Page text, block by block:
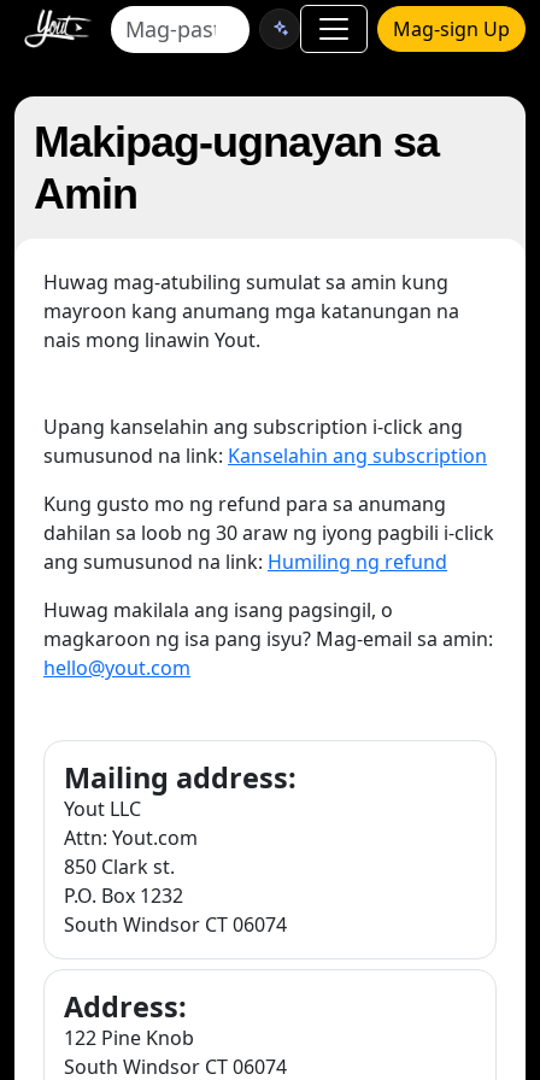
Mag-sign Up
Makipag-ugnayan sa
Amin
Huwag mag-atubiling sumulat sa amin kung
mayroon kang anumang mga katanungan na
nais mong linawin Yout.
Upang kanselahin ang subscription i-click ang
sumusunod na link: Kanselahin ang subscription
Kung gusto mo ng refund para sa anumang
dahilan sa loob ng 30 araw ng iyong pagbili i-click
ang sumusunod na link: Humiling ng refund
Huwag makilala ang isang pagsingil, o
magkaroon ng isa pang isyu? Mag-email sa amin:
hello@yout.com
Mailing address:
Yout LLC
Attn: Yout.com
850 Clark st.
P.O. Box 1232
South Windsor CT 06074
Address:
122 Pine Knob
South Windsor CT 06074